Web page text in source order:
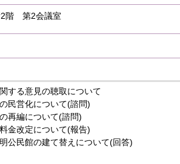
2階 第2会議室
する意見の聴取について
民営化について(諮問)
再編について(諮問)
料金改定について(報告)
公民館の建て替えについて(回答)